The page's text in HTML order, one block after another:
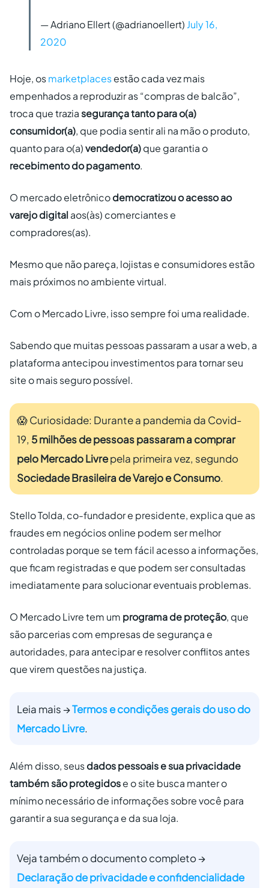
— Adriano Ellert (@adrianoellert) July 16,
2020
Hoje, osmarketplacesestão cada vez mais
empenhados a reproduzir as “compras de balcão”,
troca que traziasegurança tanto para o(a)
consumidor(a), que podia sentir ali na mão o produto,
quanto para o(a)vendedor(a)que garantia o
recebimento do pagamento.
O mercado eletrônicodemocratizou o acesso ao
varejo digital aos(às) comerciantes e
compradores(as).
Mesmo que não pareça, lojistas e consumidores estão
mais próximos no ambiente virtual.
Com o Mercado Livre, isso sempre foi uma realidade.
Sabendo que muitas pessoas passaram a usar a web, a
plataforma antecipou investimentos para tornar seu
site o mais seguro possível.
😱 Curiosidade: Durante a pandemia da Covid-
19, 5 milhões de pessoas passaram a comprar
pelo Mercado Livrepela primeira vez, segundo
Sociedade Brasileira de Varejo e Consumo.
Stello Tolda, co-fundador e presidente, explica que as
fraudes em negócios online podem ser melhor
controladas porque se tem fácil acesso a informações,
que ficam registradas e que podem ser consultadas
imediatamente para solucionar eventuais problemas.
O Mercado Livre tem um programa de proteção, que
são parcerias com empresas de segurança e
autoridades, para antecipar e resolver conflitos antes
que virem questões na justiça.
Leia mais →Termos e condições gerais do uso do
Mercado Livre.
Além disso, seusdados pessoais e sua privacidade
também são protegidose o site busca manter o
mínimo necessário de informações sobre você para
garantir a sua segurança e da sua loja.
Veja também o documento completo →
Declaração de privacidade e confidencialidade